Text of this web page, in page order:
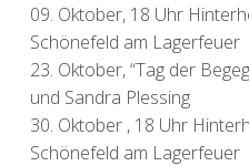
09. Oktober, 18 Uhr
Schönefeld am Lagerfeuer
23. Oktober, “Tag der
und Sandra Plessing
30. Oktober , 18 Uhr
Schönefeld am Lagerfeuer